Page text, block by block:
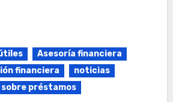
Asesoría financiera
financiera
noticias
sobre préstamos